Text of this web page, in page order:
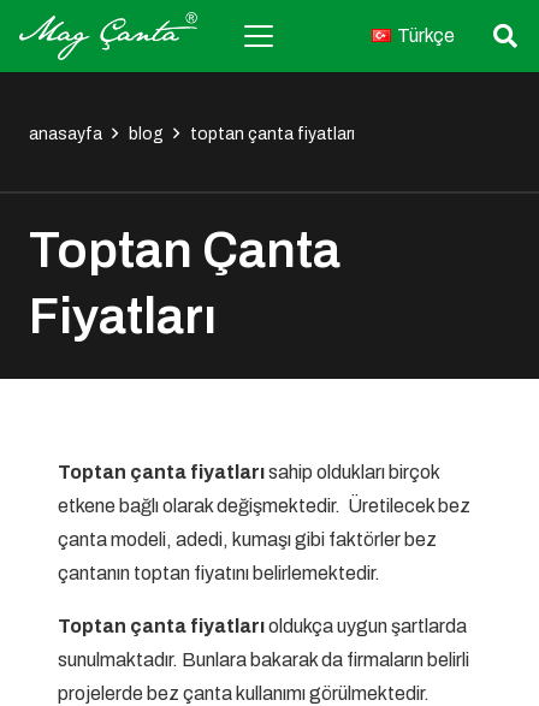
Türkçe
anasayfa blog toptan çanta fiyatları
Toptan Çanta
Fiyatları
Toptan çanta fiyatlarısahip oldukları birçok
etkene bağlı olarak değişmektedir. Üretilecek bez
çanta modeli, adedi, kumaşı gibi faktörler bez
çantanın toptan fiyatını belirlemektedir.
Toptan çanta fiyatlarıoldukça uygun şartlarda
sunulmaktadır. Bunlara bakarak da firmaların belirli
projelerde bez çanta kullanımı görülmektedir.